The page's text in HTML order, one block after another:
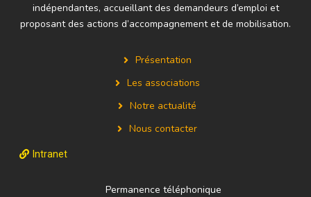
indépendantes, accueillant des demandeurs d’emploi et
proposant des actions d’accompagnement et de mobilisation.
Présentation
Les associations
Notre actualité
Nous contacter
Intranet
Permanence téléphonique